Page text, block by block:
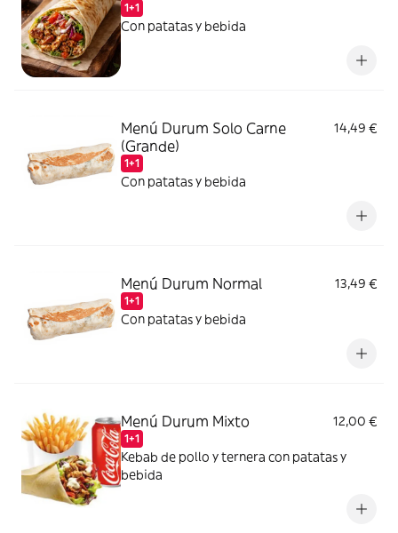
1+1
Con patatas y bebida
Menú Durum Solo Carne
(Grande)
1+1
14,49 €
Con patatas y bebida
Menú Durum Normal
1+1
13,49 €
Con patatas y bebida
Menú Durum Mixto
1+1
12,00 €
Kebab de pollo y ternera con patatas y
bebida